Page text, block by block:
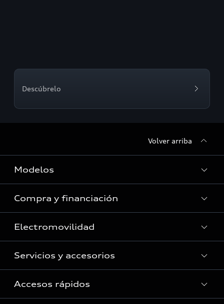
Descúbrelo
Volver arriba
Modelos
Vehículos nuevos en stock
Vehículos de ocasión en stock
Híbridos
Gamas
Compra y financiación
Todo sobre compra y financiación
Gama Superpremium ocasión
Promociones de ocasión
Solicitar oferta
Electromovilidad
Todo sobre electromovilidad
Preguntas frecuentes
Promociones eléctricos
Servicios y accesorios
Todo sobre servicios y accesorios
Accesos rápidos